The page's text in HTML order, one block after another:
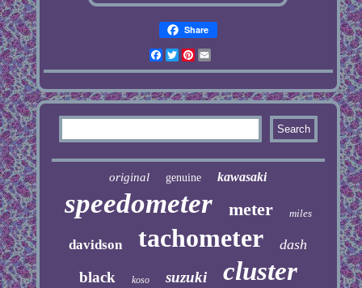
Share
Facebook
TwitterPinterest
original genuine kawasaki
speedometer meter miles
davidson tachometer dash
black koso suzuki cluster